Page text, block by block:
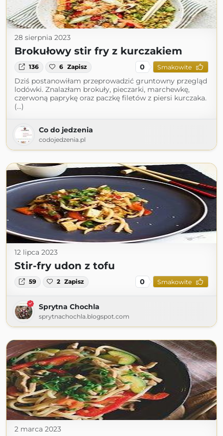
28 sierpnia 2023
Brokułowy stir fry z kurczakiem
136 6 Zapisz 0 Smakowite
Dziś postanowiłam przeprowadzić gruntowny przegląd
lodówki. Znalazłam brokuły, pieczarki, marchewkę,
czerwoną paprykę oraz paczkę filetów z piersi kurczaka.
(...)
Co do jedzenia
codojedzenia.pl
12 lipca 2023
Stir-fry udon z tofu
59 2 Zapisz 0 Smakowite
Sprytna Chochla
sprytnachochla.blogspot.com
2 marca 2023